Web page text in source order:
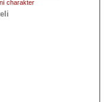
charakter